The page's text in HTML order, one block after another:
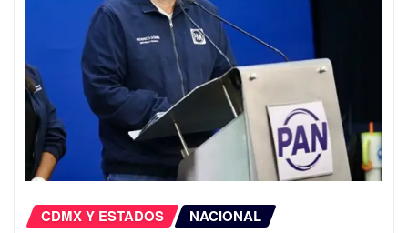
CDMX Y ESTADOS NACIONAL